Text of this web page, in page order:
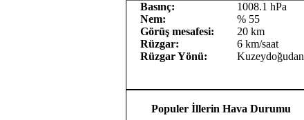
Basınç:
1008.1 hPa
Nem:
% 55
Görüş mesafesi:
20 km
Rüzgar:
6 km/saat
Rüzgar Yönü:
Kuzeydoğudan
Populer İllerin Hava Durumu